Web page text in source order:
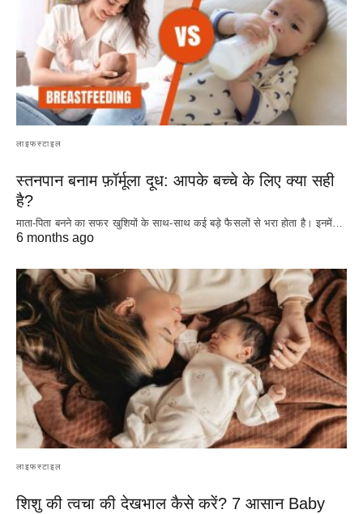
लाइफस्टाइल
स्तनपान बनाम फ़ॉर्मूला दूध: आपके बच्चे के लिए क्या सही
है?
माता-पिता बनने का सफर खुशियों के साथ-साथ कई बड़े फैसलों से भरा होता है। इनमें…
6 months ago
लाइफस्टाइल
शिशु की त्वचा की देखभाल कैसे करें? 7 आसान Baby